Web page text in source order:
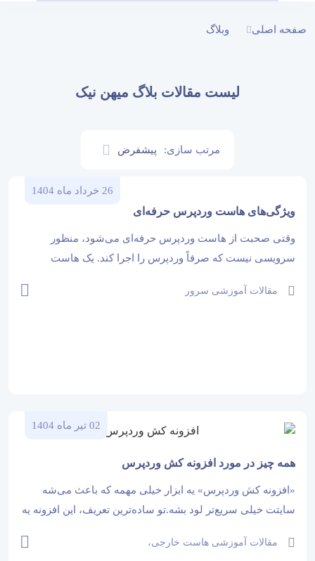
صفحه اصلی وبلاگ
لیست مقالات بلاگ میهن نیک
مرتب سازی: پیشفرض
26 خرداد ماه 1404
ویژگی‌های هاست وردپرس حرفه‌ای
وقتی صحبت از هاست وردپرس حرفه‌ای می‌شود، منظور
سرویسی نیست که صرفاً وردپرس را اجرا کند. یک هاست
بالاترین عملکرد، امنیت و پشتیبانی را برای سایت‌های وردپرسی
مقالات آموزشی سرور
02 تیر ماه 1404
همه چیز در مورد افزونه کش وردپرس
«افزونه کش وردپرس» یه ابزار خیلی مهمه که باعث می‌شه
سایتت خیلی سریع‌تر لود بشه.تو ساده‌ترین تعریف، این افزونه یه
اطلاعات از اول پردازش بشن، همون نسخه...
مقالات آموزشی هاست خارجی،